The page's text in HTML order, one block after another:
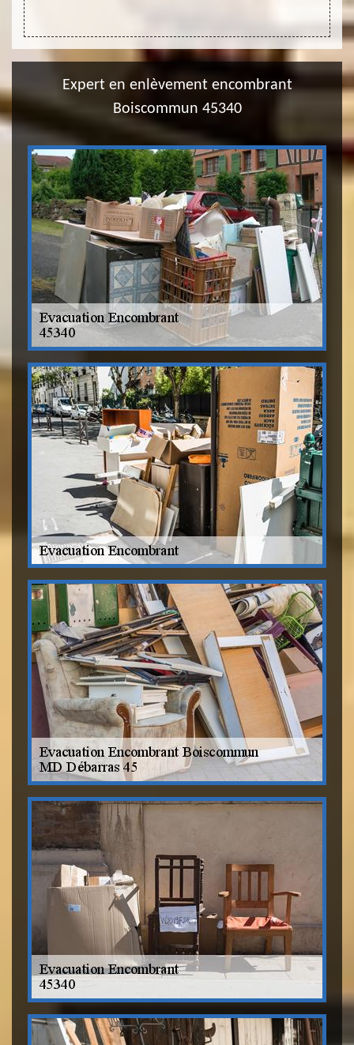
Expert en enlèvement encombrant
Boiscommun 45340